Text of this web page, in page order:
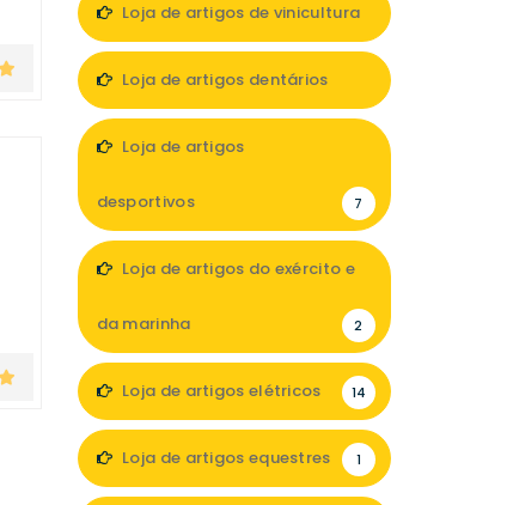
Loja de artigos de vinicultura
Loja de artigos dentários
Loja de artigos
desportivos 7
Loja de artigos do exército e
da marinha 2
Loja de artigos elétricos 14
Loja de artigos equestres 1